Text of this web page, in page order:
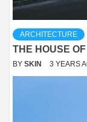
ARCHITECTURE
THE HOUSE
BY SKIN 3 YEARS